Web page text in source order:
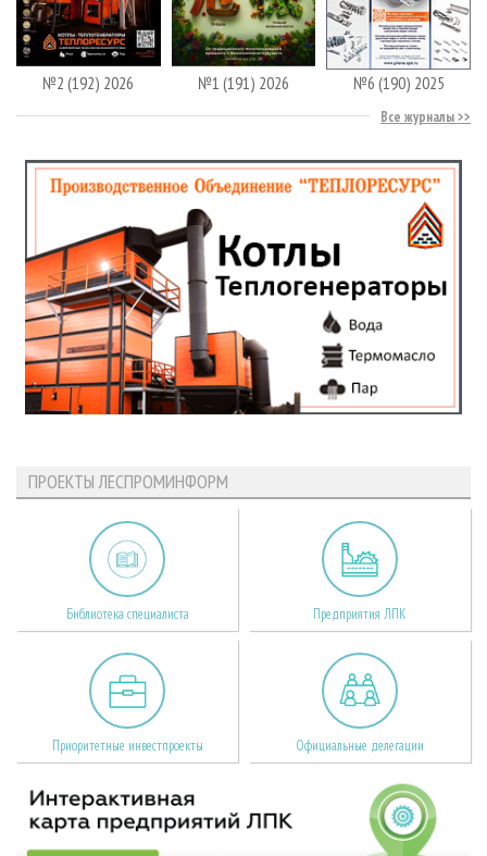
№2 (192) 2026 №1 (191) 2026 №6 (190) 2025
Все журналы
ПРОЕКТЫ ЛЕСПРОМИНФОРМ
Библиотека специалиста Предприятия ЛПК
Приоритетные инвестпроекты Официальные делегации